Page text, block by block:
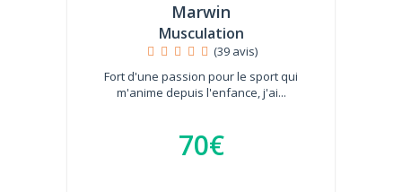
Marwin
Musculation
(39 avis)
Fort d'une passion pour le sport qui
m'anime depuis l'enfance, j'ai...
70€